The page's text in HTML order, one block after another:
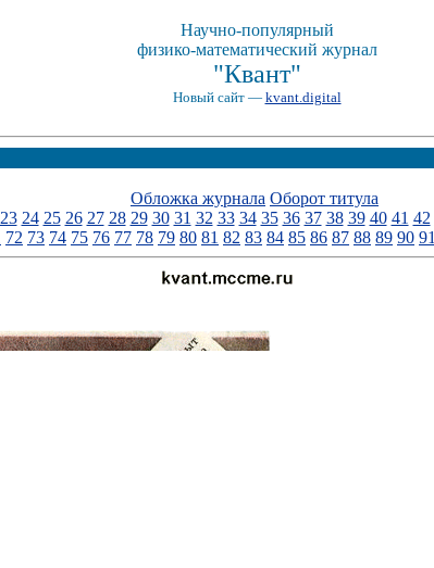
Научно-популярный
физико-математический журнал
"Квант"
Новый сайт — kvant.digital
Обложка журнала Оборот титула
23 24 25 26 27 28 29 30 31 32 33 34 35 36 37 38 39 40 41 42
72 73 74 75 76 77 78 79 80 81 82 83 84 85 86 87 88 89 90 91